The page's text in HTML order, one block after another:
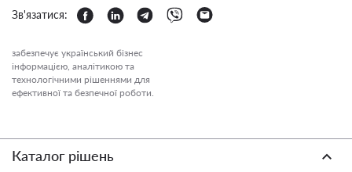
Зв'язатися:
забезпечує український бізнес
інформацією, аналітикою та
технологічними рішеннями для
ефективної та безпечної роботи.
Каталог рішень